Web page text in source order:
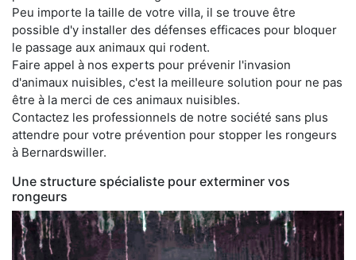
Peu importe la taille de votre villa, il se trouve être
possible d'y installer des défenses efficaces pour bloquer
le passage aux animaux qui rodent.
Faire appel à nos experts pour prévenir l'invasion
d'animaux nuisibles, c'est la meilleure solution pour ne pas
être à la merci de ces animaux nuisibles.
Contactez les professionnels de notre société sans plus
attendre pour votre prévention pour stopper les rongeurs
à Bernardswiller.
Une structure spécialiste pour exterminer vos
rongeurs